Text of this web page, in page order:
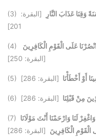
(3) وَقِنَا عَذَابَ النَّارِ
[البقرة:
201]
(4)
عَلَى الْقَوْمِ الْكَافِرِينَ
[البقرة: 250]
(5) أَوْ أَخْطَأْنَا [البقرة: 286]
(6) مِنْ قَبْلِنَا [البقرة: 286]
(7) لَنَا وَارْحَمْنَا أَنْتَ مَوْلَانَا
الْقَوْمِ الْكَافِرِينَ [البقرة: 286]